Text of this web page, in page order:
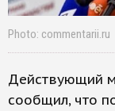
Photo: commentarii.ru
Действующий
сообщил, что